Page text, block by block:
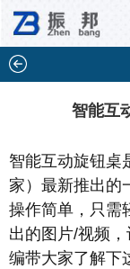
智能互
智能互动旋钮桌
家）最新推出的
操作简单，只需
出的图片/视频
编带大家了解下